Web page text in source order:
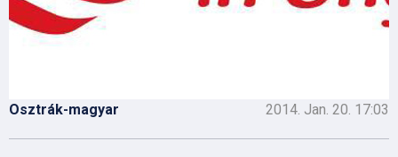
Osztrák-magyar 2014. Jan. 20. 17:03